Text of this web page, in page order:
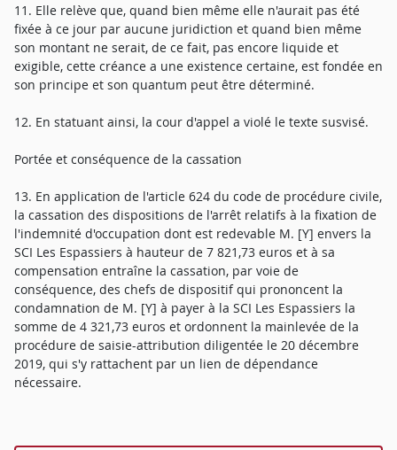
11. Elle relève que, quand bien même elle n'aurait pas été
fixée à ce jour par aucune juridiction et quand bien même
son montant ne serait, de ce fait, pas encore liquide et
exigible, cette créance a une existence certaine, est fondée en
son principe et son quantum peut être déterminé.
12. En statuant ainsi, la cour d'appel a violé le texte susvisé.
Portée et conséquence de la cassation
13. En application de l'article 624 du code de procédure civile,
la cassation des dispositions de l'arrêt relatifs à la fixation de
l'indemnité d'occupation dont est redevable M. [Y] envers la
SCI Les Espassiers à hauteur de 7 821,73 euros et à sa
compensation entraîne la cassation, par voie de
conséquence, des chefs de dispositif qui prononcent la
condamnation de M. [Y] à payer à la SCI Les Espassiers la
somme de 4 321,73 euros et ordonnent la mainlevée de la
procédure de saisie-attribution diligentée le 20 décembre
2019, qui s'y rattachent par un lien de dépendance
nécessaire.